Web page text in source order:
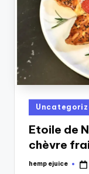
Posted
in
Etoile de
chèvre
Posted
hemp ejuice